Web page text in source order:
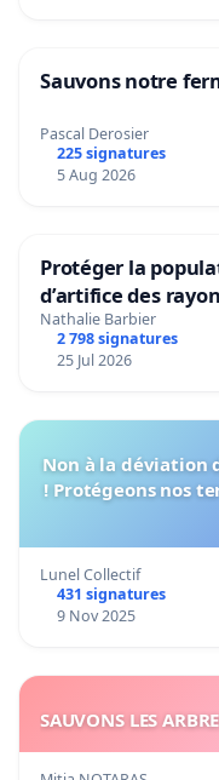
Sauvons notre
Pascal Derosier
225 signatures
5 Aug 2026
Protéger la
d’artifice des
Nathalie Barbier
2 798 signatures
25 Jul 2026
Non à la déviation
! Protégeons nos
Lunel Collectif
431 signatures
9 Nov 2025
SAUVONS LES